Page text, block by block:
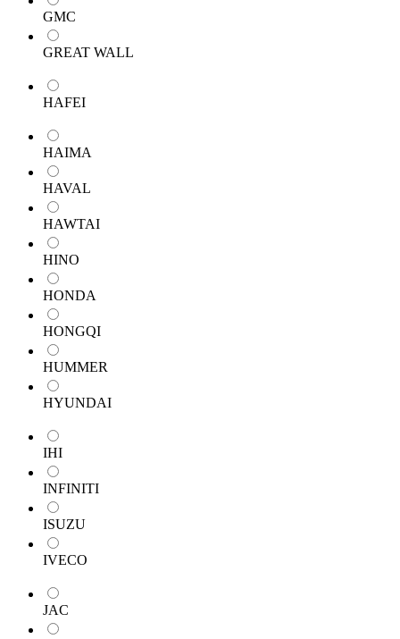
GMC
GREAT WALL
HAFEI
HAIMA
HAVAL
HAWTAI
HINO
HONDA
HONGQI
HUMMER
HYUNDAI
IHI
INFINITI
ISUZU
IVECO
JAC